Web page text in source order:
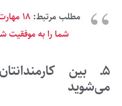
مطلب مرتبط:
۱۸
شما را به موفقیت
۵ـ بین
می‌شوید